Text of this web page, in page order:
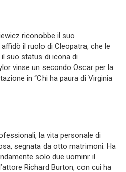
riconobbe il suo
il ruolo di Cleopatra, che le
suo status di icona di
vinse un secondo Oscar per la
in “Chi ha paura di Virginia
la vita personale di
segnata da otto matrimoni. Ha
solo due uomini: il
Richard Burton, con cui ha